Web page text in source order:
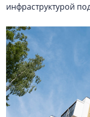
инфраструктурой